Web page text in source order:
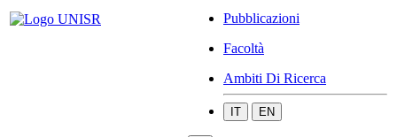
Pubblicazioni
Facoltà
Ambiti Di Ricerca
IT EN